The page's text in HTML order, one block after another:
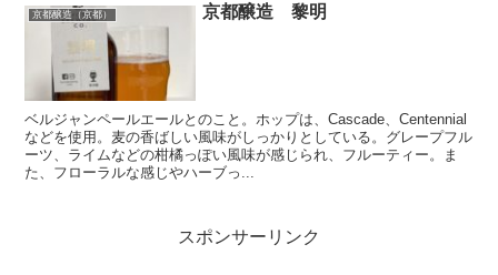
京都醸造（京都） 京都醸造 黎明
ベルジャンペールエールとのこと。ホップは、Cascade、Centennial
などを使用。麦の香ばしい風味がしっかりとしている。グレープフル
ーツ、ライムなどの柑橘っぽい風味が感じられ、フルーティー。ま
た、フローラルな感じやハーブっ...
スポンサーリンク